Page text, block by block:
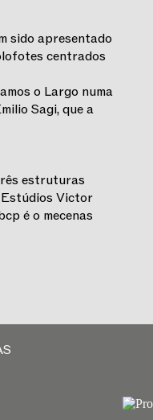
sido apresentado
centrados
o Largo numa
Sagi, que a
estruturas
Estúdios Victor
é o mecenas